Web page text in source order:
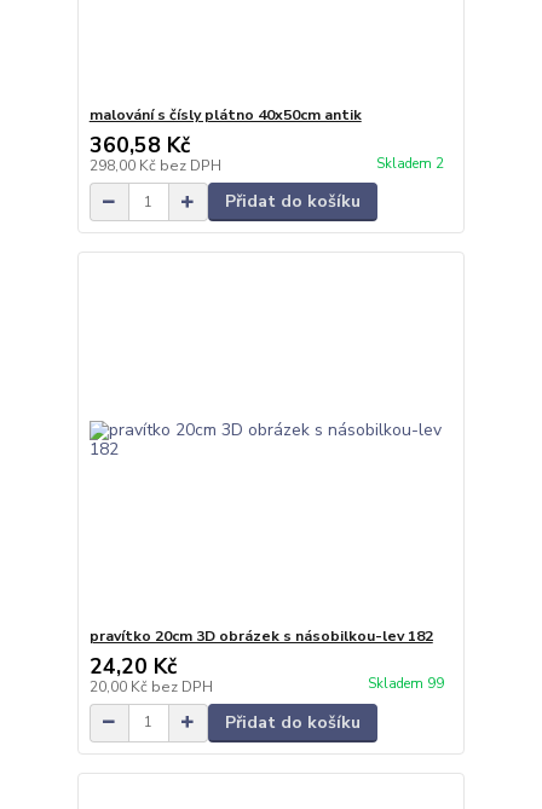
malování s čísly plátno 40x50cm antik
360,58 Kč
298,00 Kč bez DPH Skladem 2
Přidat do košíku
pravítko 20cm 3D obrázek s násobilkou-lev 182
24,20 Kč
20,00 Kč bez DPH Skladem 99
Přidat do košíku